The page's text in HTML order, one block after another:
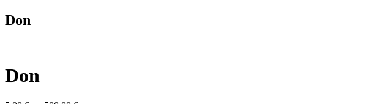
Don
Don